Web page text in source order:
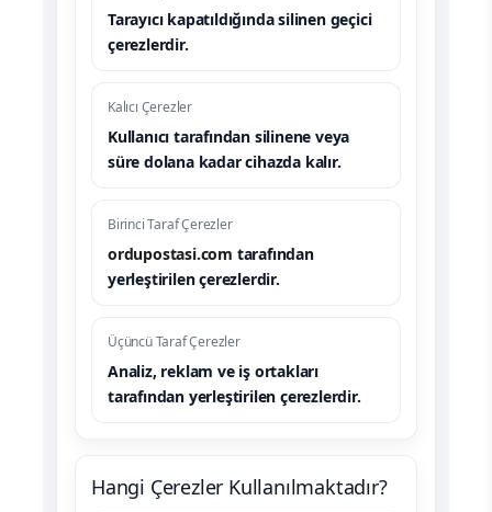
Tarayıcı kapatıldığında silinen geçici
çerezlerdir.
Kalıcı Çerezler
Kullanıcı tarafından silinene veya
süre dolana kadar cihazda kalır.
Birinci Taraf Çerezler
ordupostasi.com tarafından
yerleştirilen çerezlerdir.
Üçüncü Taraf Çerezler
Analiz, reklam ve iş ortakları
tarafından yerleştirilen çerezlerdir.
Hangi Çerezler Kullanılmaktadır?